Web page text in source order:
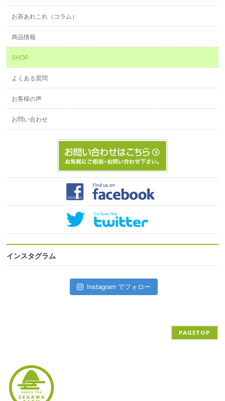
お茶あれこれ（コラム）
商品情報
SHOP
よくある質問
お客様の声
お問い合わせ
インスタグラム
Instagram でフォロー
PAGETOP